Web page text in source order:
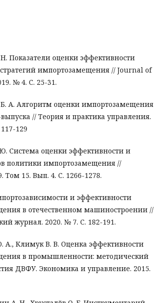
Показатели оценки эффективности
импортозамещения // Journal of
№ 4. С. 25-31.
А. Алгоритм оценки импортозамещения
// Теория и практика управления.
129
Система оценки эффективности и
политики импортозамещения //
Том 15. Вып. 4. С. 1266-1278.
и эффективности
в отечественном машиностроении //
журнал. 2020. № 7. С. 182-191.
А., Климук В. В. Оценка эффективности
в промышленности: методический
ДВФУ. Экономика и управление. 2015.